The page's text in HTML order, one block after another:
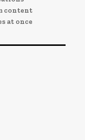
content
at once